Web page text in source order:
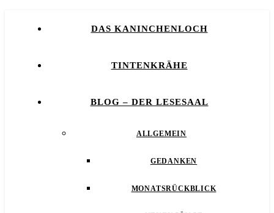
DAS KANINCHENLOCH
TINTENKRÄHE
BLOG – DER LESESAAL
ALLGEMEIN
GEDANKEN
MONATSRÜCKBLICK